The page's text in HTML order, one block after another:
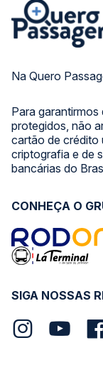
Na Quero
Para garantirmos
protegidos, não
cartão de crédito
criptografia e de
bancárias do
SIGA NOSSAS
CONHEÇA O